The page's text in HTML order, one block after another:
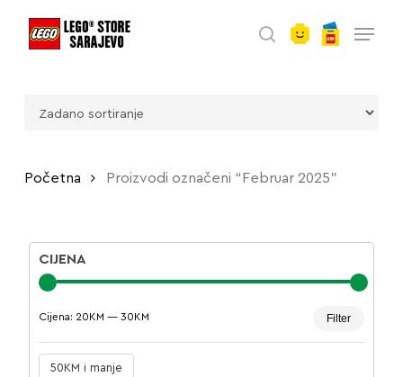
search
Početna Proizvodi označeni “Februar 2025”
CIJENA
cijena
cijena
Filter
Cijena: 20KM — 30KM
50KM i manje